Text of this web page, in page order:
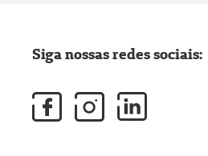
Siga nossas redes sociais: